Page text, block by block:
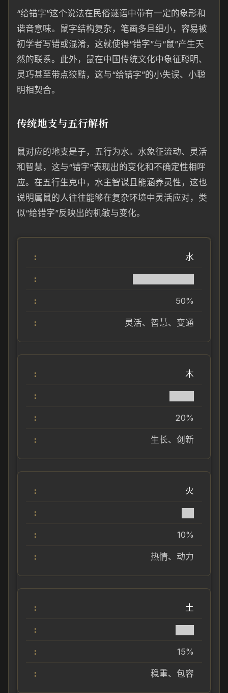
“给错字”这个说法在民俗谜语中带有一定的象形和
谐音意味。鼠字结构复杂，笔画多且细小，容易被
初学者写错或混淆，这就使得“错字”与“鼠”产生天
然的联系。此外，鼠在中国传统文化中象征聪明、
灵巧甚至带点狡黠，这与“给错字”的小失误、小聪
明相契合。
传统地支与五行解析
鼠对应的地支是子，五行为水。水象征流动、灵活
和智慧，这与“错字”表现出的变化和不确定性相呼
应。在五行生克中，水主智谋且能涵养灵性，这也
说明属鼠的人往往能够在复杂环境中灵活应对，类
似“给错字”反映出的机敏与变化。
水
50%
灵活、智慧、变通
木
20%
生长、创新
火
10%
热情、动力
土
15%
稳重、包容